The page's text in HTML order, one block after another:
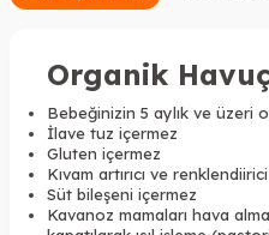
Organik
Bebeğinizin 5 aylık ve üzeri
İlave tuz içermez
Gluten içermez
Kıvam artırıcı ve
Süt bileşeni içermez
Kavanoz mamaları hava